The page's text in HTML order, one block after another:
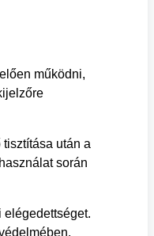
működni,
után a
során